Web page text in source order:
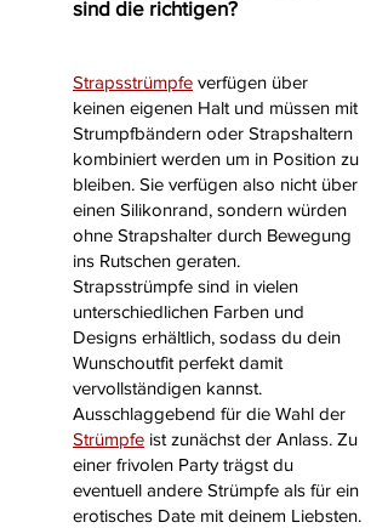
sind die richtigen?
Strapsstrümpfe verfügen über
keinen eigenen Halt und müssen mit
Strumpfbändern oder Strapshaltern
kombiniert werden um in Position zu
bleiben. Sie verfügen also nicht über
einen Silikonrand, sondern würden
ohne Strapshalter durch Bewegung
ins Rutschen geraten.
Strapsstrümpfe sind in vielen
unterschiedlichen Farben und
Designs erhältlich, sodass du dein
Wunschoutfit perfekt damit
vervollständigen kannst.
Ausschlaggebend für die Wahl der
Strümpfe ist zunächst der Anlass. Zu
einer frivolen Party trägst du
eventuell andere Strümpfe als für ein
erotisches Date mit deinem Liebsten.